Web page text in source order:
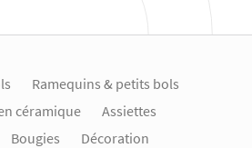
Ramequins & petits bols
céramique
Assiettes
Bougies
Décoration